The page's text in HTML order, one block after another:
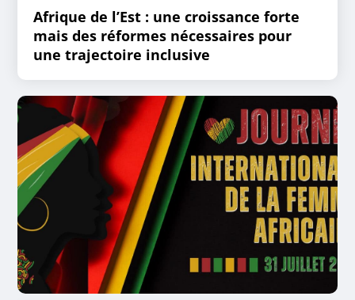
Afrique de l’Est : une croissance forte
mais des réformes nécessaires pour
une trajectoire inclusive